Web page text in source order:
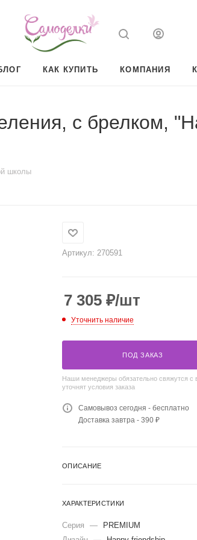
КАК КУПИТЬ КОМПАНИЯ
с брелком,
школы
Артикул: 270591
7 305 ₽/шт
Уточнить наличие
ПОД ЗАКАЗ
Наши менеджеры обязательно свяжутся с
уточнят условия заказа
Самовывоз сегодня - бесплатно
Доставка завтра - 390 ₽
ОПИСАНИЕ
ХАРАКТЕРИСТИКИ
Серия —
PRЕMIUM